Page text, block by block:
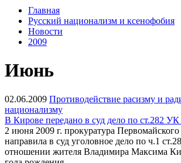
Главная
Русский национализм и ксенофобия
Новости
2009
Июнь
02.06.2009 Противодействие расизму и
национализму
В Кирове передано в суд дело по ст.282
2 июня 2009 г. прокуратура
направила в суд уголовное дело по ч.1
отношении жителя Владимира Максима